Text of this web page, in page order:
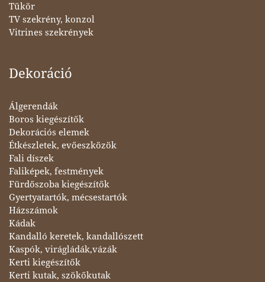
Tükör
TV szekrény, konzol
Vitrines szekrények
Dekoráció
Álgerendák
Boros kiegészítők
Dekorációs elemek
Étkészletek, evőeszközök
Fali díszek
Faliképek, festmények
Fürdőszoba kiegészítők
Gyertyatartók, mécsestartók
Házszámok
Kádak
Kandalló keretek, kandallószett
Kaspók, virágládák,vázák
Kerti kiegészítők
Kerti kutak, szökőkutak